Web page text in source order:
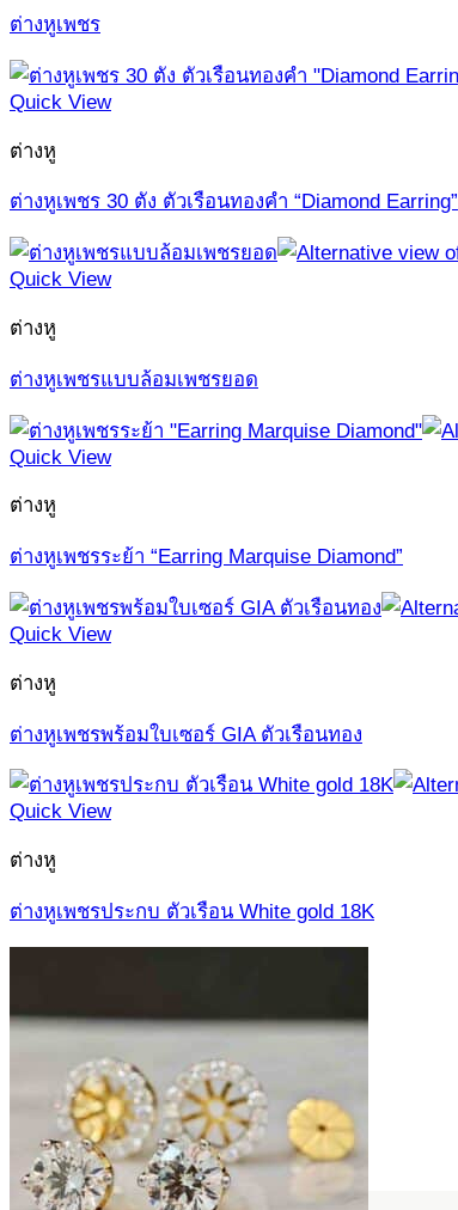
จี้ เข็มกลัด
ต่างหูเพชร
Quick View
ต่างหู
ต่างหูเพชร 30 ตัง ตัวเรือนทองคำ “Diamond Earring”
Quick View
ต่างหู
ต่างหูเพชรแบบล้อมเพชรยอด
Quick View
ต่างหู
ต่างหูเพชรระย้า “Earring Marquise Diamond”
Quick View
ต่างหู
ต่างหูเพชรพร้อมใบเซอร์ GIA ตัวเรือนทอง
Quick View
ต่างหู
ต่างหูเพชรประกบ ตัวเรือน White gold 18K